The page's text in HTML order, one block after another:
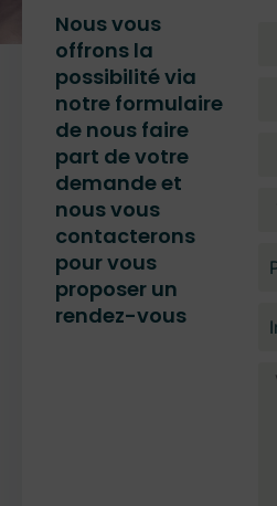
Nous vous
offrons la
possibilité via
notre formulaire
de nous faire
part de votre
demande et
nous vous
contacterons
pour vous
proposer un
rendez-vous